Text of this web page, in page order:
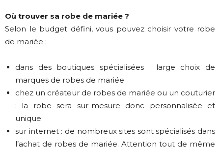
Où trouver sa robe de mariée ?
Selon le budget défini, vous pouvez choisir votre robe
de mariée :
dans des boutiques spécialisées : large choix de
marques de robes de mariée
chez un créateur de robes de mariée ou un couturier
: la robe sera sur-mesure donc personnalisée et
unique
sur internet : de nombreux sites sont spécialisés dans
l’achat de robes de mariée. Attention tout de même